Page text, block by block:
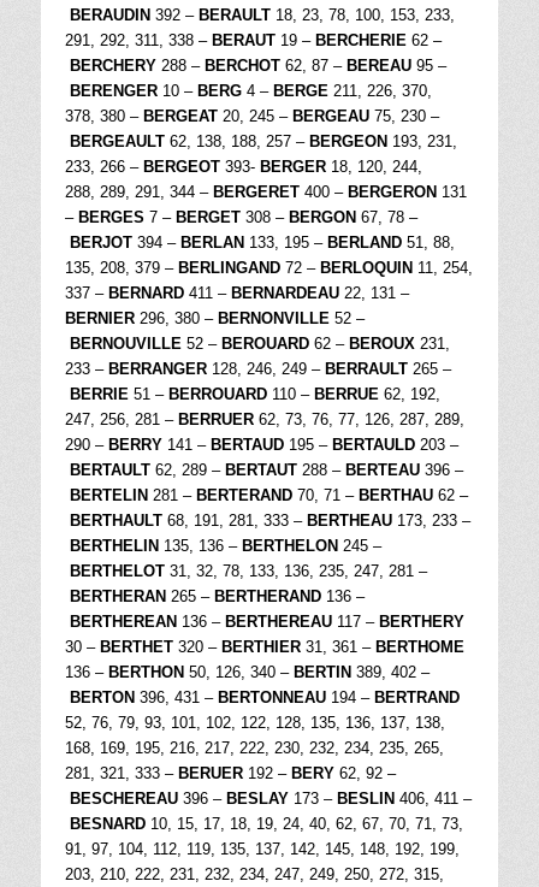
BERAUDIN 392 – BERAULT 18, 23, 78, 100, 153, 233,
291, 292, 311, 338 – BERAUT 19 – BERCHERIE 62 –
BERCHERY 288 – BERCHOT 62, 87 – BEREAU 95 –
BERENGER 10 – BERG 4 – BERGE 211, 226, 370,
378, 380 – BERGEAT 20, 245 – BERGEAU 75, 230 –
BERGEAULT 62, 138, 188, 257 – BERGEON 193, 231,
233, 266 – BERGEOT 393- BERGER 18, 120, 244,
288, 289, 291, 344 – BERGERET 400 – BERGERON 131
– BERGES 7 – BERGET 308 – BERGON 67, 78 –
BERJOT 394 – BERLAN 133, 195 – BERLAND 51, 88,
135, 208, 379 – BERLINGAND 72 – BERLOQUIN 11, 254,
337 – BERNARD 411 – BERNARDEAU 22, 131 –
BERNIER 296, 380 – BERNONVILLE 52 –
BERNOUVILLE 52 – BEROUARD 62 – BEROUX 231,
233 – BERRANGER 128, 246, 249 – BERRAULT 265 –
BERRIE 51 – BERROUARD 110 – BERRUE 62, 192,
247, 256, 281 – BERRUER 62, 73, 76, 77, 126, 287, 289,
290 – BERRY 141 – BERTAUD 195 – BERTAULD 203 –
BERTAULT 62, 289 – BERTAUT 288 – BERTEAU 396 –
BERTELIN 281 – BERTERAND 70, 71 – BERTHAU 62 –
BERTHAULT 68, 191, 281, 333 – BERTHEAU 173, 233 –
BERTHELIN 135, 136 – BERTHELON 245 –
BERTHELOT 31, 32, 78, 133, 136, 235, 247, 281 –
BERTHERAN 265 – BERTHERAND 136 –
BERTHEREAN 136 – BERTHEREAU 117 – BERTHERY
30 – BERTHET 320 – BERTHIER 31, 361 – BERTHOME
136 – BERTHON 50, 126, 340 – BERTIN 389, 402 –
BERTON 396, 431 – BERTONNEAU 194 – BERTRAND
52, 76, 79, 93, 101, 102, 122, 128, 135, 136, 137, 138,
168, 169, 195, 216, 217, 222, 230, 232, 234, 235, 265,
281, 321, 333 – BERUER 192 – BERY 62, 92 –
BESCHEREAU 396 – BESLAY 173 – BESLIN 406, 411 –
BESNARD 10, 15, 17, 18, 19, 24, 40, 62, 67, 70, 71, 73,
91, 97, 104, 112, 119, 135, 137, 142, 145, 148, 192, 199,
203, 210, 222, 231, 232, 234, 247, 249, 250, 272, 315,